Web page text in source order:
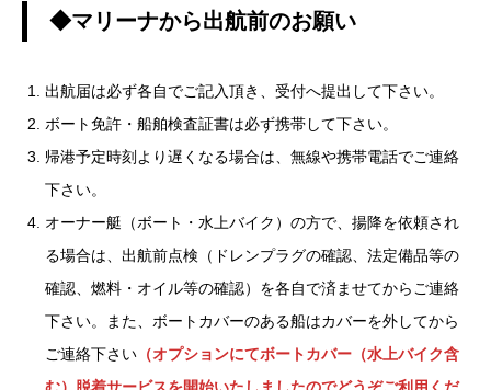
◆マリーナから出航前のお願い
出航届は必ず各自でご記入頂き、受付へ提出して下さい。
ボート免許・船舶検査証書は必ず携帯して下さい。
帰港予定時刻より遅くなる場合は、無線や携帯電話でご連絡
下さい。
オーナー艇（ボート・水上バイク）の方で、揚降を依頼され
る場合は、出航前点検（ドレンプラグの確認、法定備品等の
確認、燃料・オイル等の確認）を各自で済ませてからご連絡
下さい。また、ボートカバーのある船はカバーを外してから
ご連絡下さい （オプションにてボートカバー（水上バイク含